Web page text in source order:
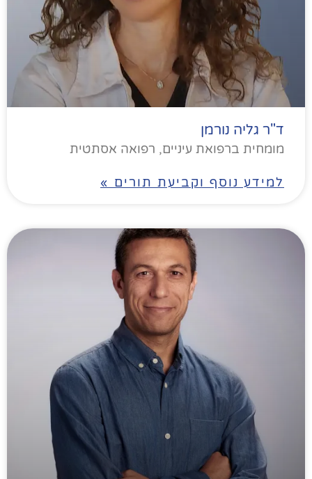
ד"ר גליה נורמן
מומחית ברפואת עיניים, רפואה אסתטית
למידע נוסף וקביעת תורים »